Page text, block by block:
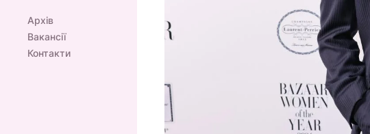
Архів
Вакансії
Контакти